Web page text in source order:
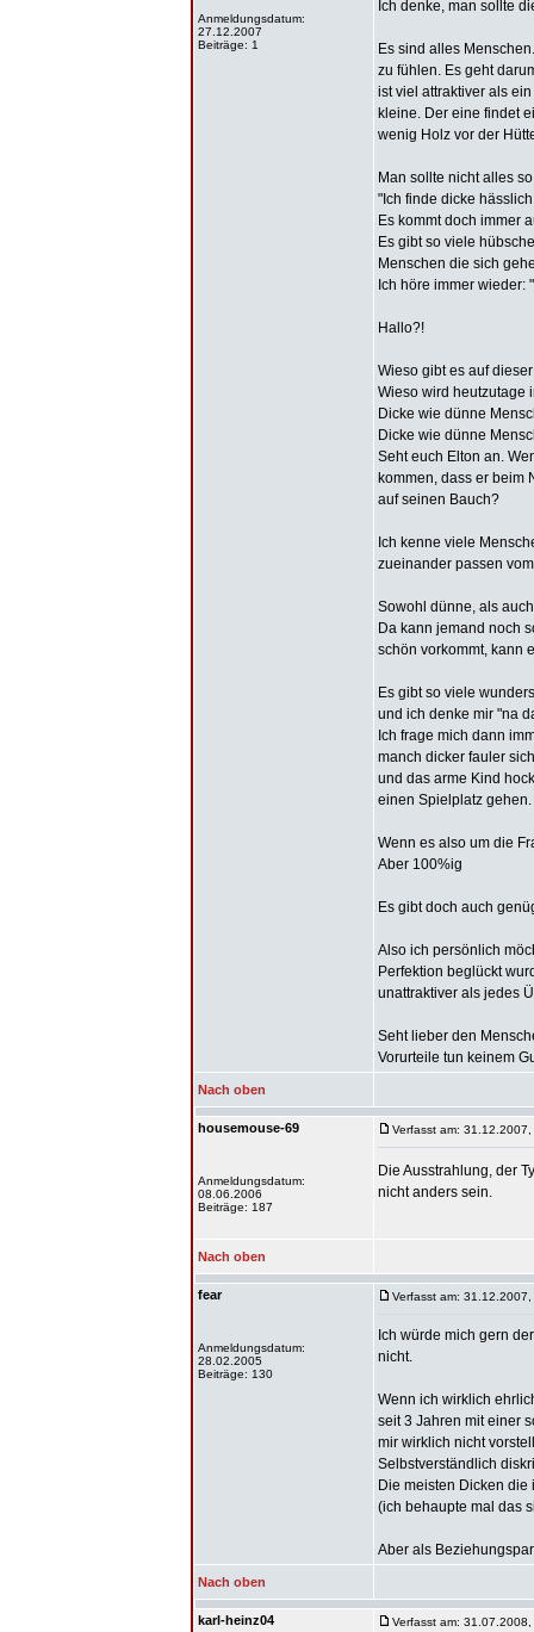
Anmeldungsdatum:
27.12.2007
Beiträge: 1
Ich denke, man sollte
Es sind alles
zu fühlen. Es geht
ist viel attraktiver als
kleine. Der eine findet
wenig Holz vor der
Man sollte nicht alles
"Ich finde dicke
Es kommt doch immer
Es gibt so viele
Menschen die sich
Ich höre immer
Hallo?!
Wieso gibt es auf
Wieso wird heutzutage
Dicke wie dünne
Dicke wie dünne
Seht euch Elton an.
kommen, dass er beim
auf seinen Bauch?
Ich kenne viele
zueinander passen
Sowohl dünne, als
Da kann jemand noch
schön vorkommt, kann
Es gibt so viele
und ich denke mir "na
Ich frage mich dann
manch dicker fauler
und das arme Kind
einen Spielplatz gehen.
Wenn es also um die
Aber 100%ig
Es gibt doch auch
Also ich persönlich
Perfektion beglückt
unattraktiver als jedes
Seht lieber den
Vorurteile tun keinem
Nach oben
housemouse-69
Anmeldungsdatum:
08.06.2006
Beiträge: 187
Verfasst am:
Die Ausstrahlung, der
nicht anders sein.
Nach oben
fear
Anmeldungsdatum:
28.02.2005
Beiträge: 130
Verfasst am:
Ich würde mich gern
nicht.
Wenn ich wirklich
seit 3 Jahren mit einer
mir wirklich nicht
Selbstverständlich
Die meisten Dicken
(ich behaupte mal das
Aber als
Nach oben
karl-heinz04 Verfasst am: